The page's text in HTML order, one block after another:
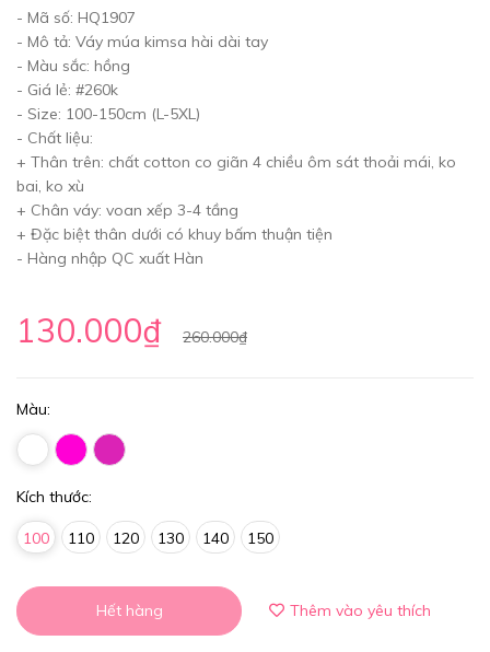
- Mã số: HQ1907
- Mô tả: Váy múa kimsa hài dài tay
- Màu sắc: hồng
- Giá lẻ: #260k
- Size: 100-150cm (L-5XL)
- Chất liệu:
+ Thân trên: chất cotton co giãn 4 chiều ôm sát thoải mái, ko
bai, ko xù
+ Chân váy: voan xếp 3-4 tầng
+ Đặc biệt thân dưới có khuy bấm thuận tiện
- Hàng nhập QC xuất Hàn
130.000₫ 260.000₫
Màu:
Kích thước:
100 110 120 130 140 150
Hết hàng Thêm vào yêu thích